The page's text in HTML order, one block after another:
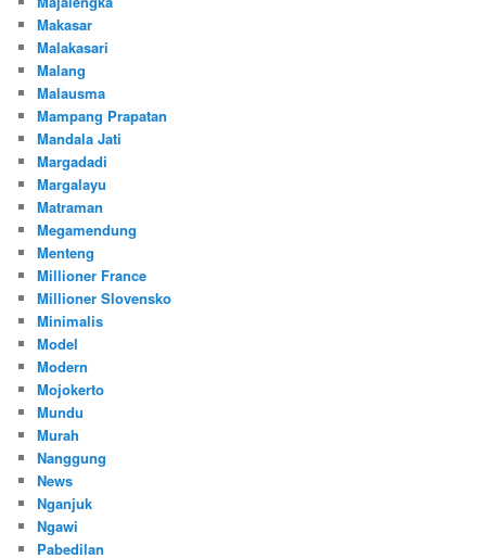
Makasar
Malakasari
Malang
Malausma
Mampang Prapatan
Mandala Jati
Margadadi
Margalayu
Matraman
Megamendung
Menteng
Millioner France
Millioner Slovensko
Minimalis
Model
Modern
Mojokerto
Mundu
Murah
Nanggung
News
Nganjuk
Ngawi
Pabedilan